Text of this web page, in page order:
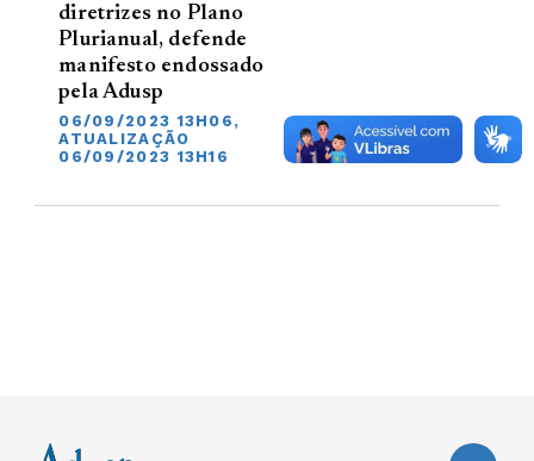
diretrizes no Plano
Plurianual, defende
manifesto endossado
pela Adusp
06/09/2023 13H06,
ATUALIZAÇÃO
06/09/2023 13H16